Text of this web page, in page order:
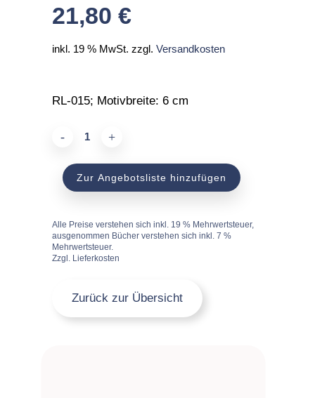
21,80 €
inkl. 19 % MwSt. zzgl. Versandkosten
RL-015; Motivbreite: 6 cm
quantityZur Angebotsliste hinzufügen
Alle Preise verstehen sich inkl. 19 % Mehrwertsteuer,
ausgenommen Bücher verstehen sich inkl. 7 %
Mehrwertsteuer.
Zzgl. Lieferkosten
Zurück zur Übersicht